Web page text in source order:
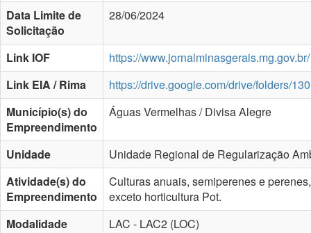
Data Limite de
Solicitação
28/06/2024
Link IOF
https://www.jornalminasgerais.mg.gov.br/
Link EIA / Rima
https://drive.google.com/drive/folders/
Município(s) do
Empreendimento
Águas Vermelhas / Divisa Alegre
Unidade
Unidade Regional de Regularização
Atividade(s) do
Empreendimento
Culturas anuais, semiperenes e
exceto horticultura Pot.
Modalidade
LAC - LAC2 (LOC)